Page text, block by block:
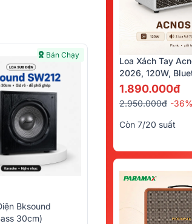
Bán Chạy
Bksound
30cm)
Loa Xách Tay
2026, 120W,
Kèm 2 Tay Micro)
1.890.000đ
2.950.000đ -36%
Còn 7/20 suất